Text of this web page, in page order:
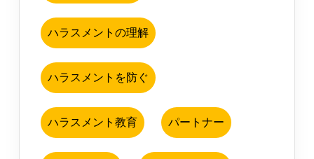
ハラスメントの理解
ハラスメントを防ぐ
ハラスメント教育 パートナー